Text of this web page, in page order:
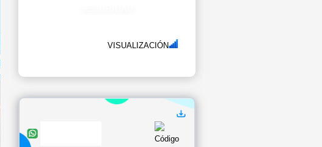
VISUALIZACIÓN